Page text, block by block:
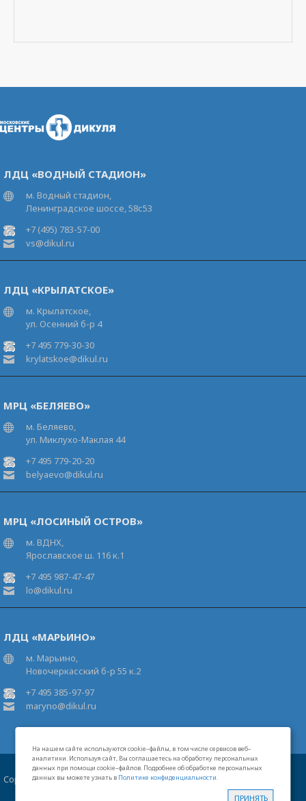
На нашем сайте используются cookie–файлы, в том числе сервисов веб–
аналитики. Используя сайт, Вы соглашаетесь на обработку персональных
данных при помощи cookie–файлов. Подробнее об обработке персональных
данных вы можете узнать в Политике конфиденциальности.
ПРИНЯТЬ
ЛДЦ «ВОДНЫЙ СТАДИОН»
м. Водный стадион,
Ленинградское шоссе, 58с53
+7 (495) 783-57-00
vs@dikul.ru
ЛДЦ «КРЫЛАТСКОЕ»
м. Крылатское,
ул. Осенний б-р 4
+7 495 779-30-30
krylatskoe@dikul.ru
МРЦ «БЕЛЯЕВО»
м. Беляево,
ул. Миклухо-Маклая 44
+7 495 779-20-20
belyaevo@dikul.ru
МРЦ «ЛОСИНЫЙ ОСТРОВ»
м. ВДНХ,
Ярославское ш. 116 к.1
+7 495 987-47-47
lo@dikul.ru
ЛДЦ «МАРЬИНО»
м. Марьино,
Новочеркасский б-р 55 к.2
+7 495 385-97-97
maryno@dikul.ru
Copyright 2026 Московские центры В.И.Дикуля®
Лицензии